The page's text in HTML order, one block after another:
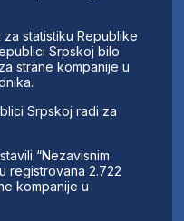
statistiku Republike
Srpskoj bilo
strane kompanije u
Srpskoj radi za
“Nezavisnim
registrovana 2.722
kompanije u